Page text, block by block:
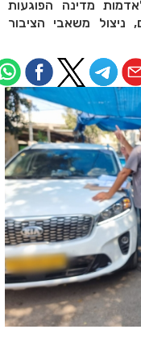
מדינה הפוגעות
ניצול משאבי הציבור